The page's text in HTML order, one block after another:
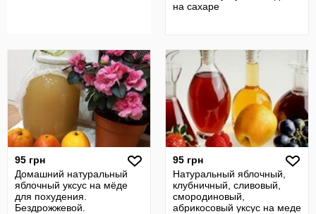
на сахаре
95 грн
Домашний натуральный
яблочный уксус на мёде
для похудения.
Бездрожжевой.
95 грн
Натуральный яблочный,
клубничный, сливовый,
смородиновый,
абрикосовый уксус на меде